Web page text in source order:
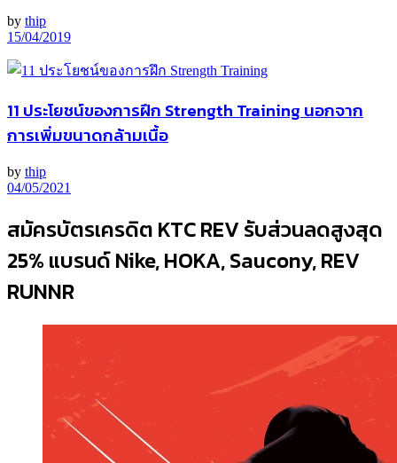
by thip
15/04/2019
11 ประโยชน์ของการฝึก Strength Training นอกจาก
การเพิ่มขนาดกล้ามเนื้อ
by thip
04/05/2021
สมัครบัตรเครดิต KTC REV รับส่วนลดสูงสุด
25% แบรนด์ Nike, HOKA, Saucony, REV
RUNNR